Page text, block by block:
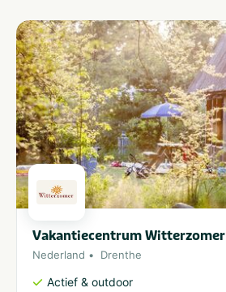
Vakantiecentrum Witterzomer
Nederland Drenthe
Actief & outdoor